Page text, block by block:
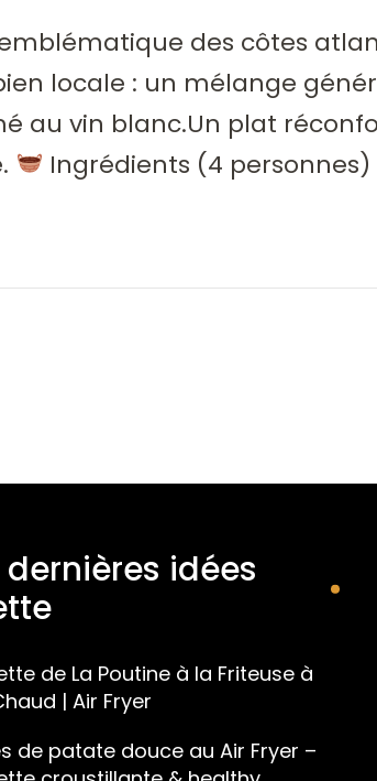
des côtes
locale : un mélange
au vin blanc.Un plat
Ingrédients (4 personnes)
dernières idées
de La Poutine à la Friteuse à
| Air Fryer
de patate douce au Air Fryer –